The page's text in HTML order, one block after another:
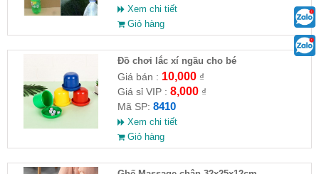
Xem chi tiết
Giỏ hàng
Đồ chơi lắc xí ngầu cho bé
Giá bán : 10,000₫
Giá sỉ VIP : 8,000₫
Mã SP: 8410
Xem chi tiết
Giỏ hàng